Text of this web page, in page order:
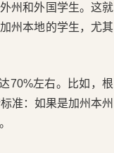
州和外国学生。这就
州本地的学生，尤其
70%左右。比如，根
准：如果是加州本州